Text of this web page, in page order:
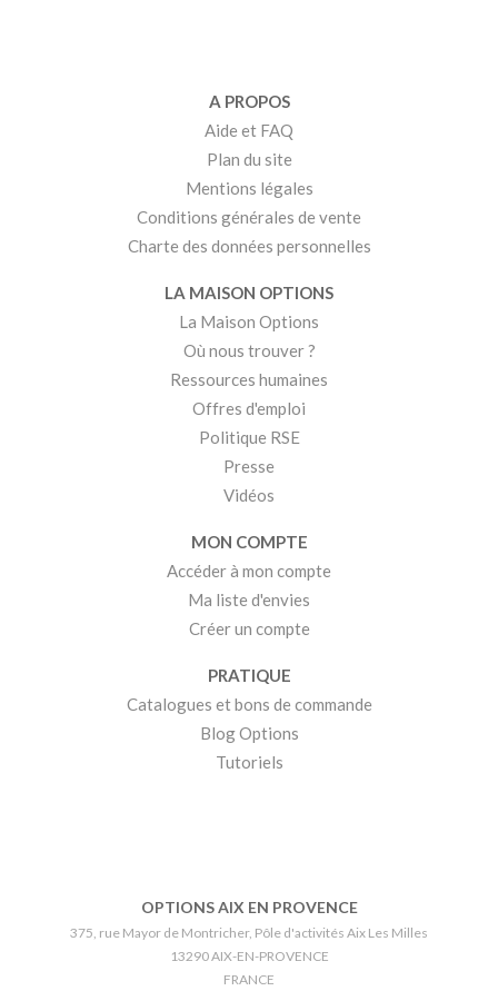
A PROPOS
Aide et FAQ
Plan du site
Mentions légales
Conditions générales de vente
Charte des données personnelles
LA MAISON OPTIONS
La Maison Options
Où nous trouver ?
Ressources humaines
Offres d'emploi
Politique RSE
Presse
Vidéos
MON COMPTE
Accéder à mon compte
Ma liste d'envies
Créer un compte
PRATIQUE
Catalogues et bons de commande
Blog Options
Tutoriels
OPTIONS AIX EN PROVENCE
375, rue Mayor de Montricher, Pôle d'activités Aix Les Milles
13290 AIX-EN-PROVENCE
FRANCE